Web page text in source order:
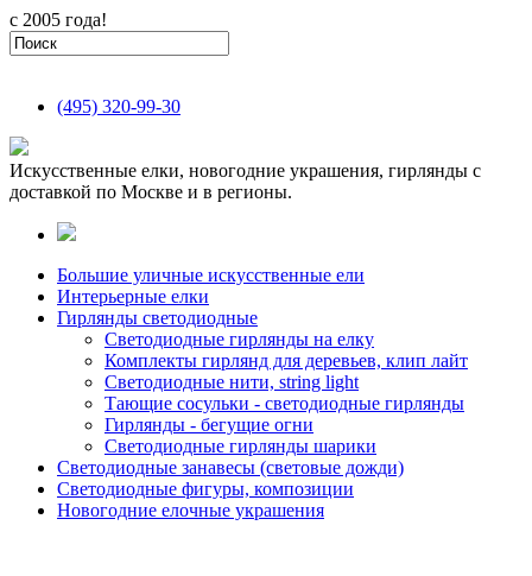
с 2005 года!
(495) 320-99-30
Искусственные елки, новогодние украшения, гирлянды с
доставкой по Москве и в регионы.
Большие уличные искусственные ели
Интерьерные елки
Гирлянды светодиодные
Светодиодные гирлянды на елку
Комплекты гирлянд для деревьев, клип лайт
Светодиодные нити, string light
Тающие сосульки - светодиодные гирлянды
Гирлянды - бегущие огни
Светодиодные гирлянды шарики
Светодиодные занавесы (световые дожди)
Светодиодные фигуры, композиции
Новогодние елочные украшения